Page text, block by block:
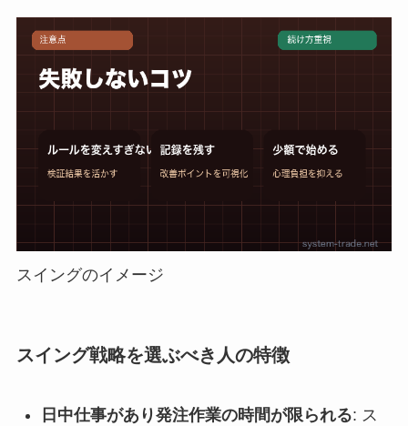
スイングのイメージ
スイング戦略を選ぶべき人の特徴
日中仕事があり発注作業の時間が限られる: ス